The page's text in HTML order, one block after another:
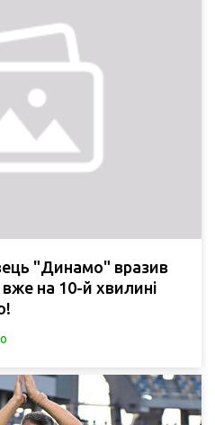
"Динамо" вразив
на 10-й хвилині